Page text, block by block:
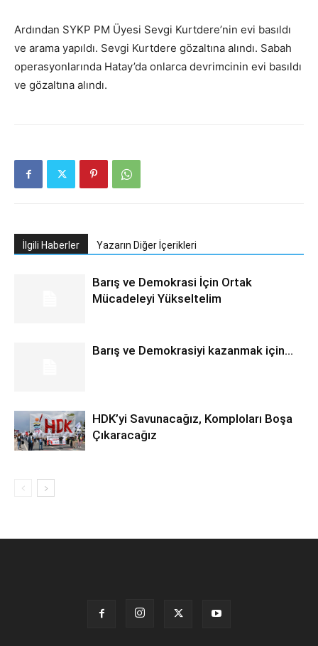
Ardından SYKP PM Üyesi Sevgi Kurtdere’nin evi basıldı
ve arama yapıldı. Sevgi Kurtdere gözaltına alındı. Sabah
operasyonlarında Hatay’da onlarca devrimcinin evi basıldı
ve gözaltına alındı.
İlgili Haberler Yazarın Diğer İçerikleri
Barış ve Demokrasi İçin Ortak
Mücadeleyi Yükseltelim
Barış ve Demokrasiyi kazanmak için…
HDK’yi Savunacağız, Komploları Boşa
Çıkaracağız